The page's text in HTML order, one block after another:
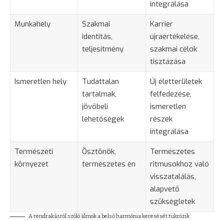
integrálása
Munkahely
Szakmai
identitás,
teljesítmény
Karrier
újraértékelése,
szakmai célok
tisztázása
Ismeretlen hely
Tudattalan
tartalmak,
jövőbeli
lehetőségek
Új életterületek
felfedezése,
ismeretlen
részek
integrálása
Természeti
környezet
Ösztönök,
természetes én
Természetes
ritmusokhoz való
visszatalálás,
alapvető
szükségletek
A rendrakásról szóló álmok a belső harmónia keresését tükrözik.